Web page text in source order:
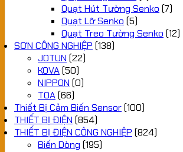
Quạt Hút Tường Senko (7)
Quạt Lỡ Senko (5)
Quạt Treo Tường Senko (12)
SƠN CÔNG NGHIỆP (138)
JOTUN (22)
KOVA(50)
NIPPON (0)
TOA(66)
Thiết Bị Cảm Biến Sensor(100)
THIẾT BỊ ĐIỆN (854)
THIẾT BỊ ĐIỆN CÔNG NGHIỆP (824)
Biến Dòng (195)